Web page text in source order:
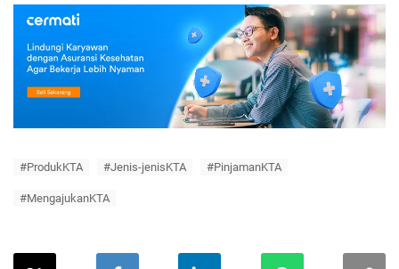
#ProdukKTA #Jenis-jenisKTA #PinjamanKTA
#MengajukanKTA